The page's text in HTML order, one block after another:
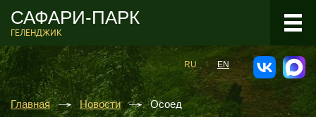
САФАРИ-ПАРК
ГЕЛЕНДЖИК
RU EN
Главная Новости Осоед